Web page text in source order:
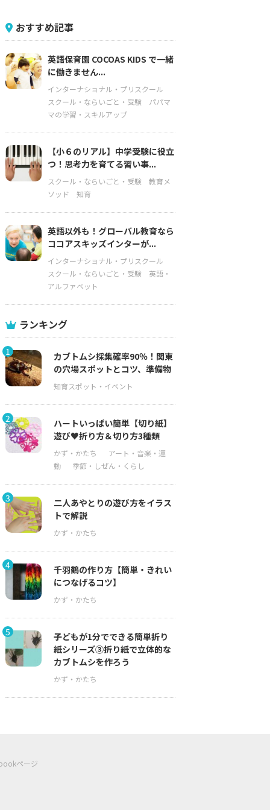
おすすめ記事
英語保育園 COCOAS KIDS で一緒
に働きません...
インターナショナル・プリスクール
スクール・ならいごと・受験
パパマ
マの学習・スキルアップ
【小６のリアル】中学受験に役立
つ！思考力を育てる習い事...
スクール・ならいごと・受験
教育メ
ソッド
知育
英語以外も！グローバル教育なら
ココアスキッズインターが...
インターナショナル・プリスクール
スクール・ならいごと・受験
英語・
アルファベット
ランキング
1
カブトムシ採集確率90％！関東
の穴場スポットとコツ、準備物
2
ハートいっぱい簡単【切り紙】
遊び♥折り方＆切り方3種類
3
二人あやとりの遊び方をイラス
トで解説
4
千羽鶴の作り方【簡単・きれい
につなげるコツ】
5
子どもが1分でできる簡単折り
紙シリーズ③折り紙で立体的な
カブトムシを作ろう
ページ